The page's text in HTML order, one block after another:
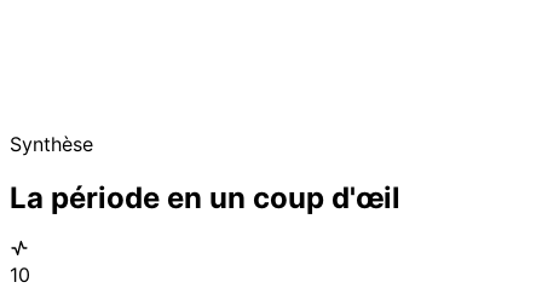
Synthèse
La période en un coup d'œil
10